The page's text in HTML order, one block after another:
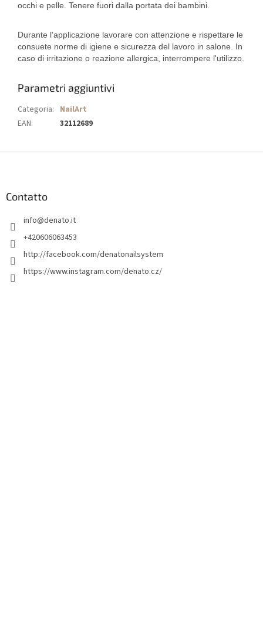
occhi e pelle. Tenere fuori dalla portata dei bambini.
Durante l'applicazione lavorare con attenzione e rispettare le
consuete norme di igiene e sicurezza del lavoro in salone. In
caso di irritazione o reazione allergica, interrompere l'utilizzo.
Parametri aggiuntivi
Categoria: NailArt
EAN: 32112689
Contatto
info@denato.it
+420606063453
http://facebook.com/denatonailsystem
https://www.instagram.com/denato.cz/